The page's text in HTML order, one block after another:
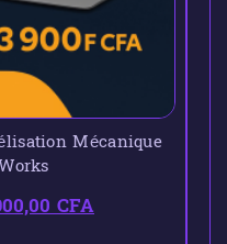
Mécanique
CFA